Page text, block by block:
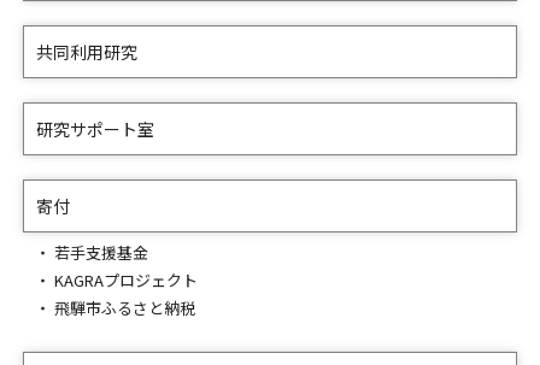
共同利用研究
研究サポート室
寄付
若手支援基金
KAGRAプロジェクト
飛騨市ふるさと納税